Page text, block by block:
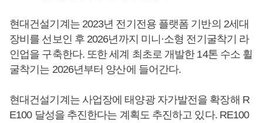
현대건설기계는 2023년 전기전용 플랫폼 기반의 2세대
장비를 선보인 후 2026년까지 미니·소형 전기굴착기 라
인업을 구축한다. 또한 세계 최초로 개발한 14톤 수소 휠
굴착기는 2026년부터 양산에 들어간다.
현대건설기계는 사업장에 태양광 자가발전을 확장해 R
E100 달성을 추진한다는 계획도 추진하고 있다. RE100